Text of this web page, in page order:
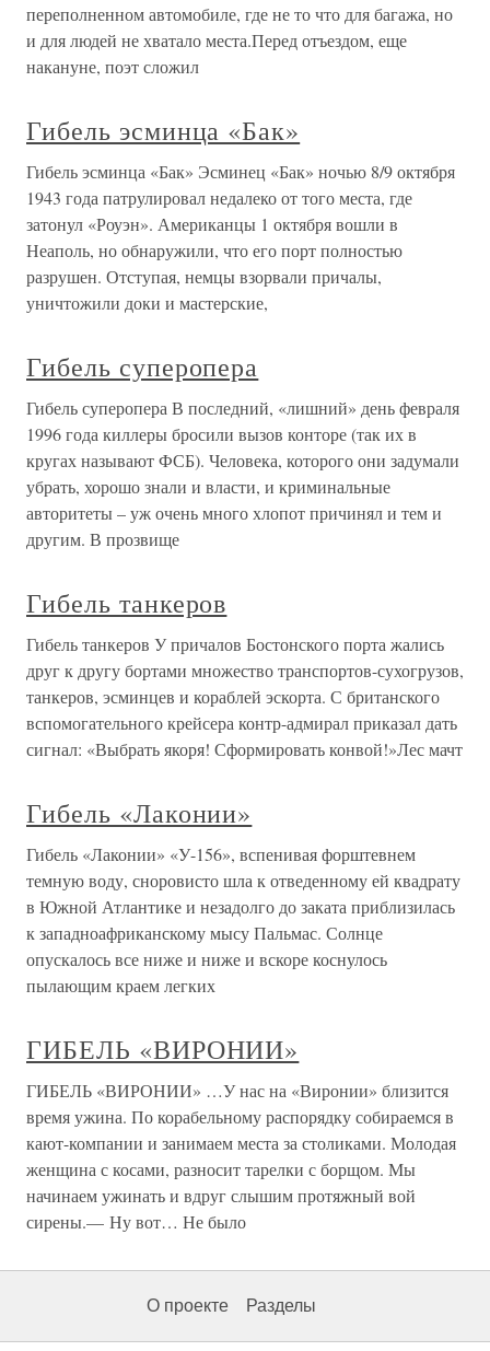
переполненном автомобиле, где не то что для багажа, но
и для людей не хватало места.Перед отъездом, еще
накануне, поэт сложил
Гибель эсминца «Бак»
Гибель эсминца «Бак» Эсминец «Бак» ночью 8/9 октября
1943 года патрулировал недалеко от того места, где
затонул «Роуэн». Американцы 1 октября вошли в
Неаполь, но обнаружили, что его порт полностью
разрушен. Отступая, немцы взорвали причалы,
уничтожили доки и мастерские,
Гибель суперопера
Гибель суперопера В последний, «лишний» день февраля
1996 года киллеры бросили вызов конторе (так их в
кругах называют ФСБ). Человека, которого они задумали
убрать, хорошо знали и власти, и криминальные
авторитеты – уж очень много хлопот причинял и тем и
другим. В прозвище
Гибель танкеров
Гибель танкеров У причалов Бостонского порта жались
друг к другу бортами множество транспортов-сухогрузов,
танкеров, эсминцев и кораблей эскорта. С британского
вспомогательного крейсера контр-адмирал приказал дать
сигнал: «Выбрать якоря! Сформировать конвой!»Лес мачт
Гибель «Лаконии»
Гибель «Лаконии» «У-156», вспенивая форштевнем
темную воду, сноровисто шла к отведенному ей квадрату
в Южной Атлантике и незадолго до заката приблизилась
к западноафриканскому мысу Пальмас. Солнце
опускалось все ниже и ниже и вскоре коснулось
пылающим краем легких
ГИБЕЛЬ «ВИРОНИИ»
ГИБЕЛЬ «ВИРОНИИ» …У нас на «Виронии» близится
время ужина. По корабельному распорядку собираемся в
кают-компании и занимаем места за столиками. Молодая
женщина с косами, разносит тарелки с борщом. Мы
начинаем ужинать и вдруг слышим протяжный вой
сирены.— Ну вот… Не было
О проекте Разделы